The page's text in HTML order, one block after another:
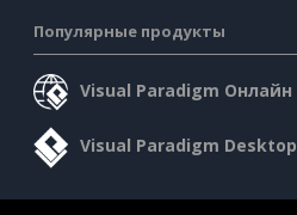
Популярные продукты
Visual Paradigm Онлайн
Visual Paradigm Desktop